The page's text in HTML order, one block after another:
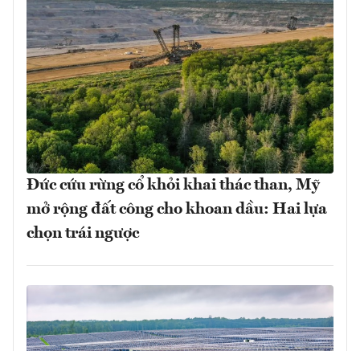
Đức cứu rừng cổ khỏi khai thác than, Mỹ
mở rộng đất công cho khoan dầu: Hai lựa
chọn trái ngược